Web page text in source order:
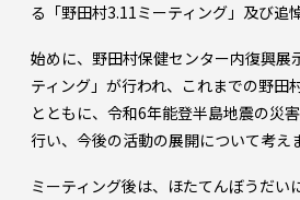
る「野田村3.11ミーティング」及び追
始めに、野田村保健センター内復興展
ティング」が行われ、これまでの野田
とともに、令和6年能登半島地震の災
行い、今後の活動の展開について考え
ミーティング後は、ほたてんぼうだい